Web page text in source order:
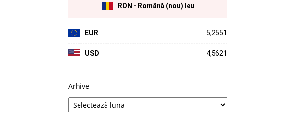
RON - Română (nou) leu
EUR 5,2551
USD 4,5621
Arhive